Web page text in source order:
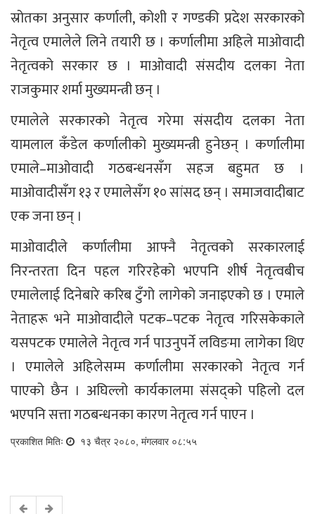
स्रोतका अनुसार कर्णाली, कोशी र गण्डकी प्रदेश सरकारको
नेतृत्व एमालेले लिने तयारी छ । कर्णालीमा अहिले माओवादी
नेतृत्वको सरकार छ । माओवादी संसदीय दलका नेता
राजकुमार शर्मा मुख्यमन्त्री छन् ।
एमालेले सरकारको नेतृत्व गरेमा संसदीय दलका नेता
यामलाल कँडेल कर्णालीको मुख्यमन्त्री हुनेछन् । कर्णालीमा
एमाले–माओवादी गठबन्धनसँग सहज बहुमत छ ।
माओवादीसँग १३ र एमालेसँग १० सांसद छन् । समाजवादीबाट
एक जना छन् ।
माओवादीले कर्णालीमा आफ्नै नेतृत्वको सरकारलाई
निरन्तरता दिन पहल गरिरहेको भएपनि शीर्ष नेतृत्वबीच
एमालेलाई दिनेबारे करिब टुँगो लागेको जनाइएको छ । एमाले
नेताहरू भने माओवादीले पटक–पटक नेतृत्व गरिसकेकाले
यसपटक एमालेले नेतृत्व गर्न पाउनुपर्ने लविङमा लागेका थिए
। एमालेले अहिलेसम्म कर्णालीमा सरकारको नेतृत्व गर्न
पाएको छैन । अघिल्लो कार्यकालमा संसद्को पहिलो दल
भएपनि सत्ता गठबन्धनका कारण नेतृत्व गर्न पाएन ।
प्रकाशित मितिः १३ चैत्र २०८०, मंगलवार ०८:५५